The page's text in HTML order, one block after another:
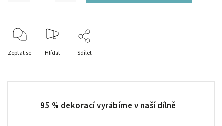
Zeptat se Hlídat Sdílet
95 % dekorací vyrábíme v naší dílně